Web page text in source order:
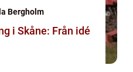
Bergholm
i Skåne: Från idé